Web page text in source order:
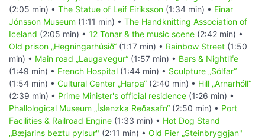
(2:05 min) • The Statue of Leif Eiriksson (1:34 min) • Einar
Jónsson Museum (1:11 min) • The Handknitting Association of
Iceland (2:05 min) • 12 Tonar & the music scene (2:42 min) •
Old prison „Hegningarhúsið“ (1:17 min) • Rainbow Street (1:50
min) • Main road „Laugavegur“ (1:57 min) • Bars & Nightlife
(1:49 min) • French Hospital (1:44 min) • Sculpture „Sólfar“
(1:54 min) • Cultural Center „Harpa“ (2:40 min) • Hill „Arnarhóll“
(2:39 min) • Prime Minister's official residence (1:26 min) •
Phallological Museum „Íslenzka Reðasafn“ (2:50 min) • Port
Facilities & Railroad Engine (1:33 min) • Hot Dog Stand
„Bæjarins beztu pylsur" (2:11 min) • Old Pier „Steinbryggjan"